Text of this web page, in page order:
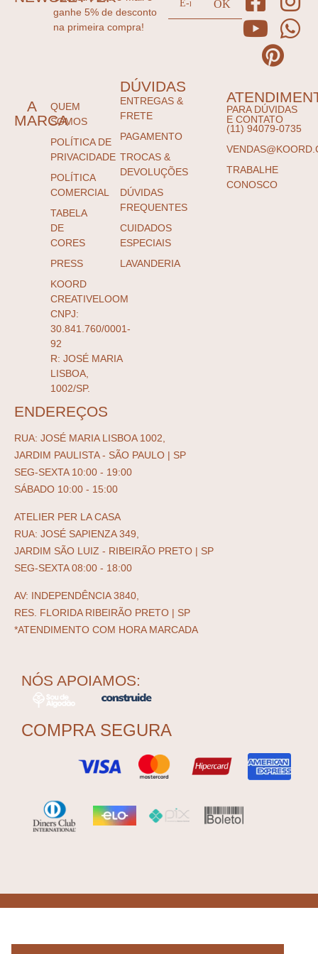
ganhe 5% de desconto
na primeira compra!
A
MARCA
QUEM
SOMOS
POLÍTICA DE
PRIVACIDADE
POLÍTICA
COMERCIAL
TABELA
DE
CORES
PRESS
KOORD
CREATIVELOOM
CNPJ:
30.841.760/0001-
92
R: JOSÉ MARIA
LISBOA,
1002/SP.
DÚVIDAS
ENTREGAS &
FRETE
PAGAMENTO
TROCAS &
DEVOLUÇÕES
DÚVIDAS
FREQUENTES
CUIDADOS
ESPECIAIS
LAVANDERIA
PARA DÚVIDAS
E CONTATO
(11) 94079-0735
TRABALHE
CONOSCO
ENDEREÇOS
RUA: JOSÉ MARIA LISBOA 1002,
JARDIM PAULISTA - SÃO PAULO | SP
SEG-SEXTA 10:00 - 19:00
SÁBADO 10:00 - 15:00
ATELIER PER LA CASA
RUA: JOSÉ SAPIENZA 349,
JARDIM SÃO LUIZ - RIBEIRÃO PRETO | SP
SEG-SEXTA 08:00 - 18:00
AV: INDEPENDÊNCIA 3840,
RES. FLORIDA RIBEIRÃO PRETO | SP
*ATENDIMENTO COM HORA MARCADA
NÓS APOIAMOS:
COMPRA SEGURA